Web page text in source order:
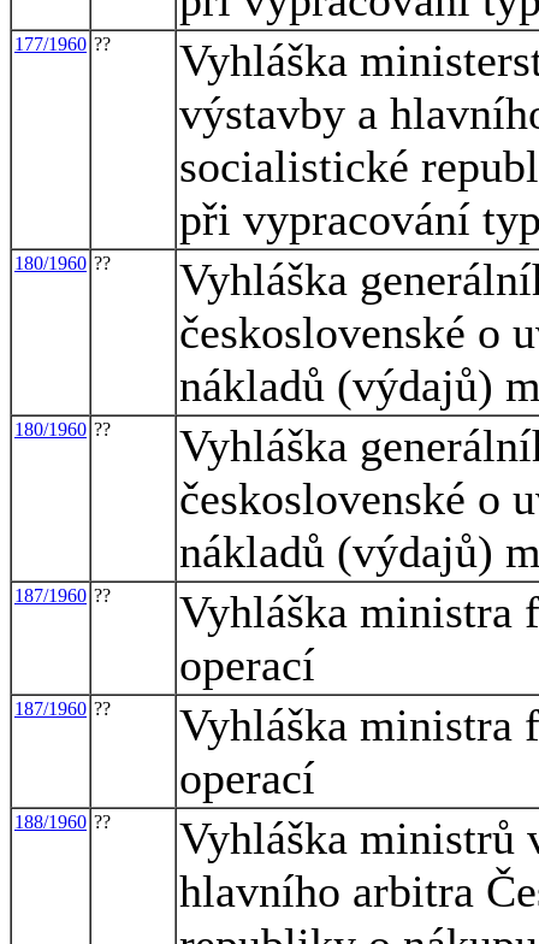
177/1960 ??
Vyhláška
výstavby a
socialistické
při vypracování
180/1960 ??
Vyhláška
československé o
nákladů (výdajů)
180/1960 ??
Vyhláška
československé o
nákladů (výdajů)
187/1960 ??
Vyhláška ministra
operací
187/1960 ??
Vyhláška ministra
operací
188/1960 ??
Vyhláška ministrů
hlavního arbitra